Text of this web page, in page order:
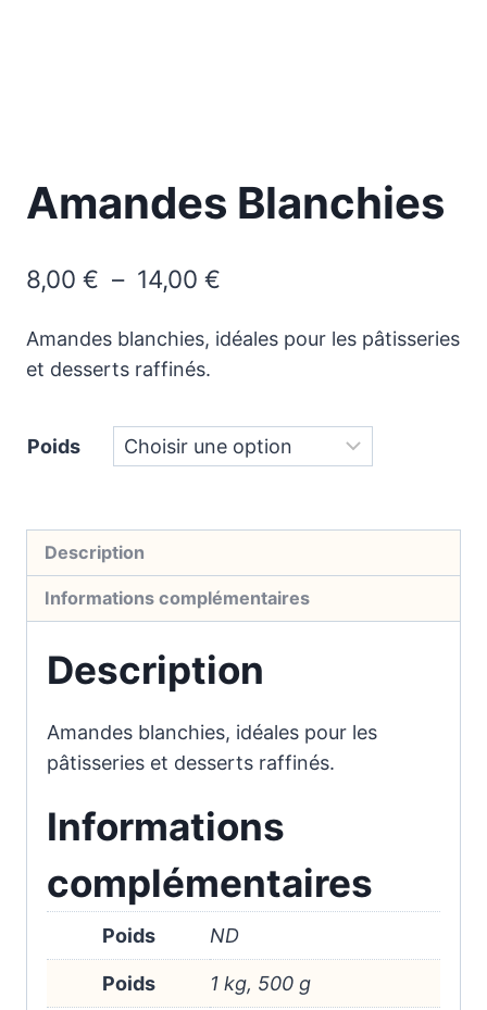
Amandes Blanchies
8,00 € – 14,00 €
prix :
à
14,00 €
Amandes blanchies, idéales pour les pâtisseries
et desserts raffinés.
Poids
Description
Informations complémentaires
Description
Amandes blanchies, idéales pour les
pâtisseries et desserts raffinés.
Informations
complémentaires
Poids ND
Poids 1 kg, 500 g